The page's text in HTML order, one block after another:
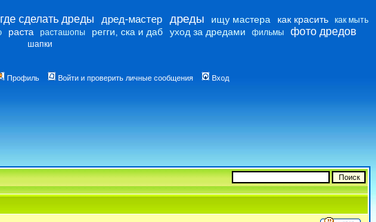
где сделать дреды дред-мастер дреды ищу мастера как красить как мыть
раста расташопы регги, ска и даб уход за дредами фильмы фото дредов
шапки
Профиль Войти и проверить личные сообщения Вход